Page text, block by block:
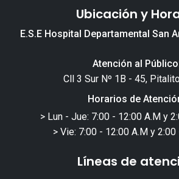
Ubicación y
E.S.E Hospital Departamental San
Atención al
Cll 3 Sur Nº 1B - 45,
Horarios de
> Lun - Jue: 7:00 - 12:00 A.M y
> Vie: 7:00 - 12:00 A.M y 2:00
Líneas de